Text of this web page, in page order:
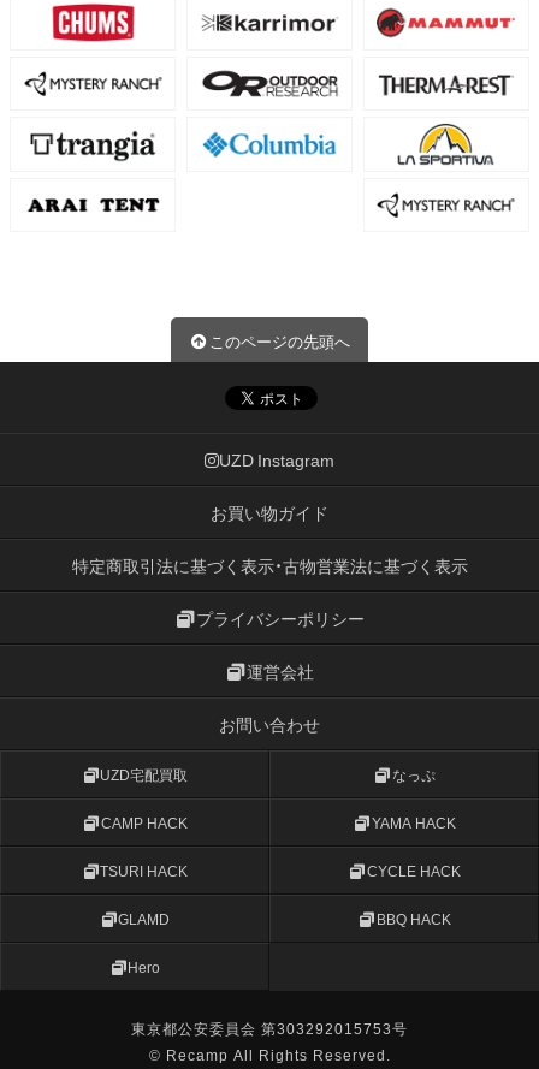
このページの先頭へ
UZD Instagram
お買い物ガイド
特定商取引法に基づく表示・古物営業法に基づく表示
プライバシーポリシー
運営会社
お問い合わせ
UZD宅配買取 なっぷ
CAMP HACK YAMA HACK
TSURI HACK CYCLE HACK
GLAMD BBQ HACK
Hero
東京都公安委員会 第303292015753号
© Recamp All Rights Reserved.